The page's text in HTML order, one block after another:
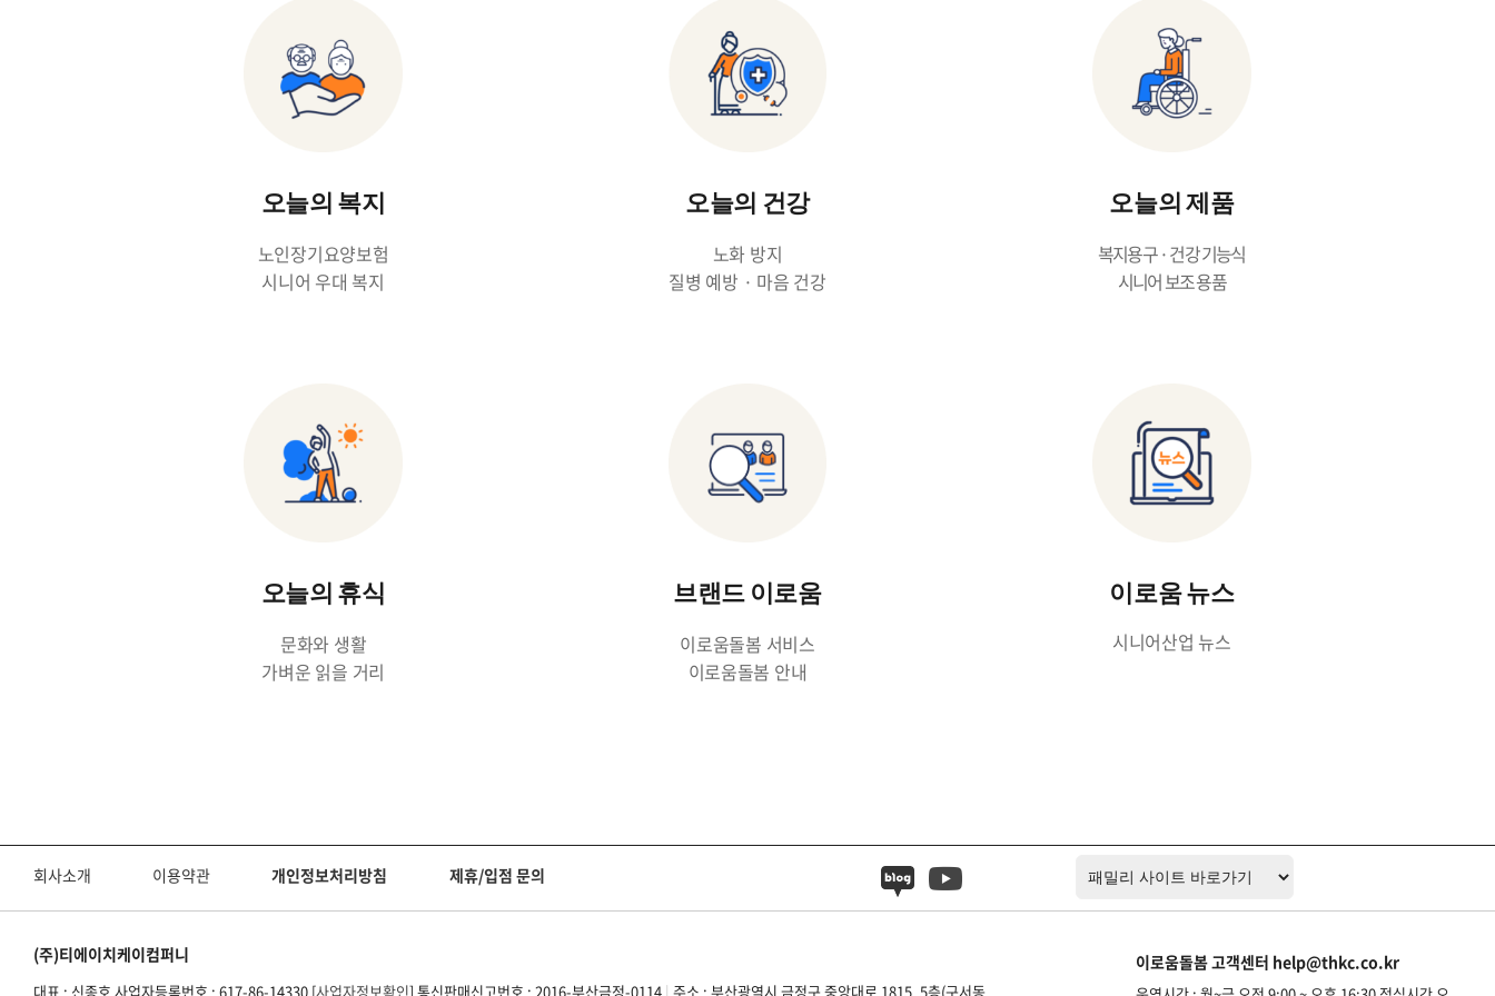
오늘의 복지
노인장기요양보험
시니어 우대 복지
오늘의 건강
노화 방지
질병 예방 · 마음 건강
오늘의 제품
복지용구 · 건강 기능식
시니어 보조 용품
오늘의 휴식
문화와 생활
가벼운 읽을 거리
브랜드 이로움
이로움돌봄 서비스
이로움돌봄 안내
이로움 뉴스
시니어산업 뉴스
회사소개 이용약관 개인정보처리방침 제휴/입점 문의
(주)티에이치케이컴퍼니
대표 : 신종호 사업자등록번호 : 617-86-14330 [사업자정보확인] 통신판매신고번호 : 2016-부산금정-0114| 주소 : 부산광역시 금정구 중앙대로 1815, 5층(구서동,
이로움돌봄 고객센터 help@thkc.co.kr